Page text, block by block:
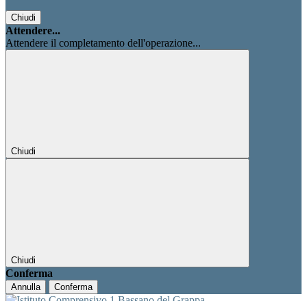
Chiudi
Attendere...
Attendere il completamento dell'operazione...
Chiudi
Chiudi
Conferma
Annulla Conferma